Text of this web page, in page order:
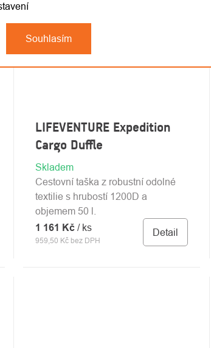
Souhlasím
LIFEVENTURE Expedition
Cargo Duffle
Skladem
959,50 Kč bez DPH
1 161 Kč / ks Detail
Cestovní taška z robustní odolné
textilie s hrubostí 1200D a
objemem 50 l.